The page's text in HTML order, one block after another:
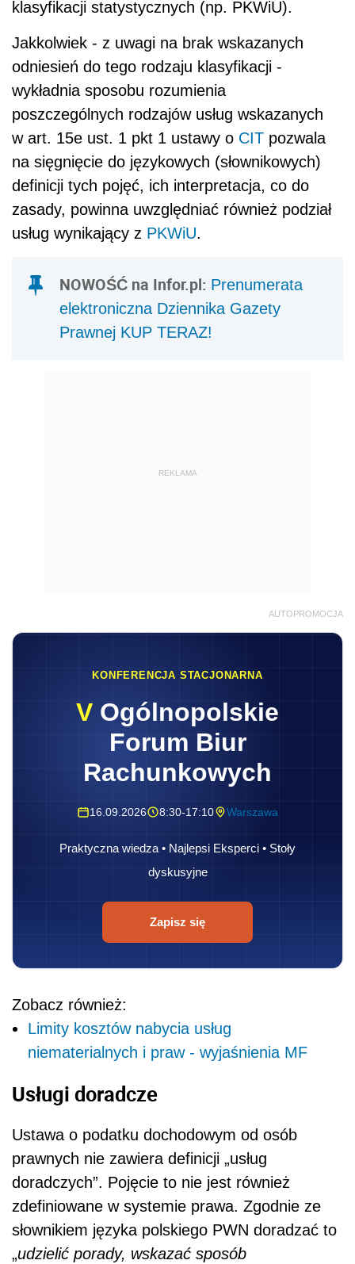
klasyfikacji statystycznych (np. PKWiU).
Jakkolwiek - z uwagi na brak wskazanych
odniesień do tego rodzaju klasyfikacji -
wykładnia sposobu rozumienia
poszczególnych rodzajów usług wskazanych
w art. 15e ust. 1 pkt 1 ustawy o CIT pozwala
na sięgnięcie do językowych (słownikowych)
definicji tych pojęć, ich interpretacja, co do
zasady, powinna uwzględniać również podział
usług wynikający z PKWiU.
NOWOŚĆ na Infor.pl: Prenumerata
elektroniczna Dziennika Gazety
Prawnej KUP TERAZ!
REKLAMA
AUTOPROMOCJA
KONFERENCJA STACJONARNA
V Ogólnopolskie
Forum Biur
Rachunkowych
16.09.2026 8:30-17:10 Warszawa
Praktyczna wiedza • Najlepsi Eksperci • Stoły
dyskusyjne
Zapisz się
Zobacz również:
Limity kosztów nabycia usług
niematerialnych i praw - wyjaśnienia MF
Usługi doradcze
Ustawa o podatku dochodowym od osób
prawnych nie zawiera definicji „usług
doradczych”. Pojęcie to nie jest również
zdefiniowane w systemie prawa. Zgodnie ze
słownikiem języka polskiego PWN doradzać to
„udzielić porady, wskazać sposób